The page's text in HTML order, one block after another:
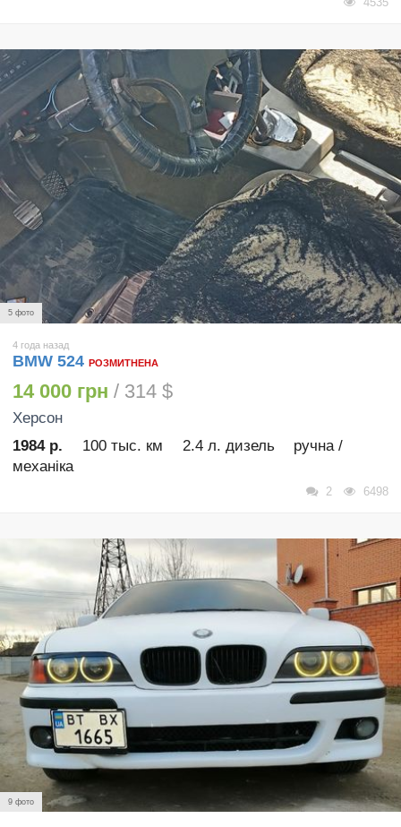
5 фото
4 года назад
BMW 524 РОЗМИТНЕНА
14 000 грн / 314 $
Херсон
1984 р.
100 тыс. км 2.4 л. дизель
ручна /
механіка
2 6498
9 фото